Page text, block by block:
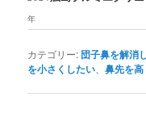
年
カテゴリー: 団子鼻を解消
を小さくしたい 、鼻先を